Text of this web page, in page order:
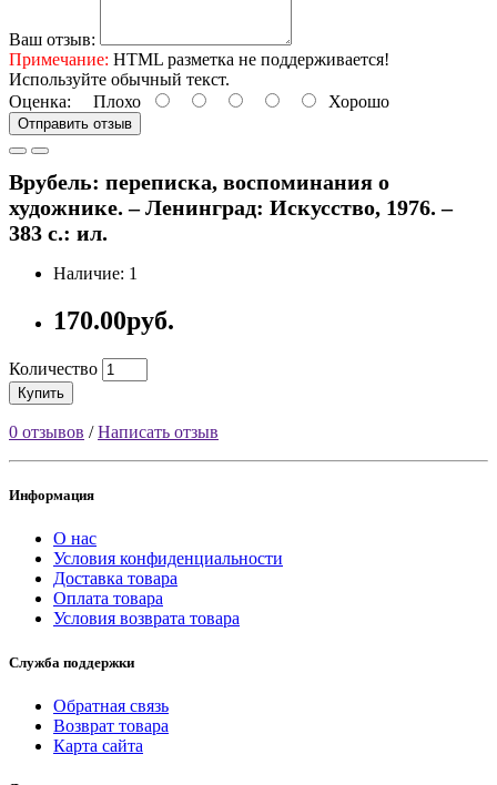
Ваш отзыв:
Примечание: HTML разметка не поддерживается!
Используйте обычный текст.
Оценка: Плохо Хорошо
Отправить отзыв
Врубель: переписка, воспоминания о
художнике. – Ленинград: Искусство, 1976. –
383 с.: ил.
Наличие: 1
170.00руб.
Количество
Купить
0 отзывов /Написать отзыв
Информация
О нас
Условия конфиденциальности
Доставка товара
Оплата товара
Условия возврата товара
Служба поддержки
Обратная связь
Возврат товара
Карта сайта